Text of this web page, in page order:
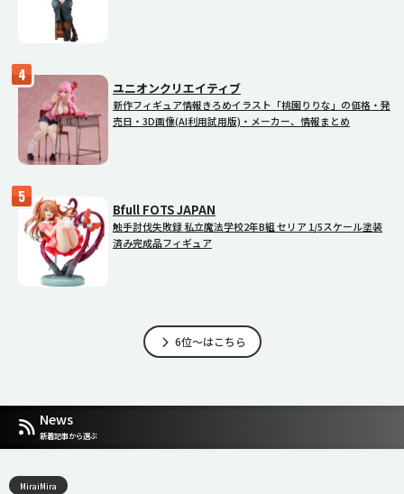
ユニオンクリエイティブ
新作フィギュア情報きろめイラスト「桃園りりな」の価格・発
売日・3D画像(AI利用試用版)・メーカー、情報まとめ
Bfull FOTS JAPAN
触手討伐失敗録 私立魔法学校2年B組 セリア 1/5スケール塗装
済み完成品フィギュア
6位～はこちら
News
新着記事から選ぶ
MiraiMira